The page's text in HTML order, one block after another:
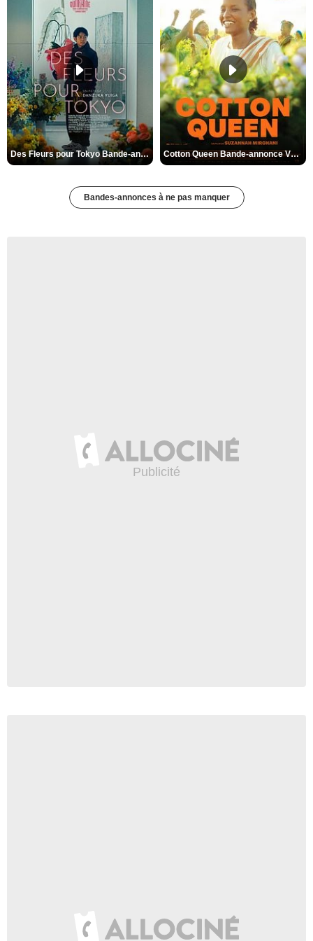
Des Fleurs pour Tokyo Bande-annonce VO STFR Cotton Queen Bande-annonce VO STFR
Bandes-annonces à ne pas manquer